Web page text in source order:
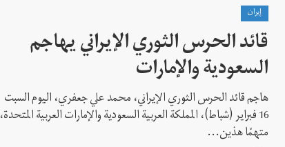
إيران
قائد الحرس الثوري الإيراني يهاجم
السعودية والإمارات
هاجم قائد الحرس الثوري الإيراني، محمد علي جعفري، الیوم السبت
16 فبرایر (شباط)، المملكة العربية السعودية والإمارات العربية المتحدة،
متهمًا هذين...